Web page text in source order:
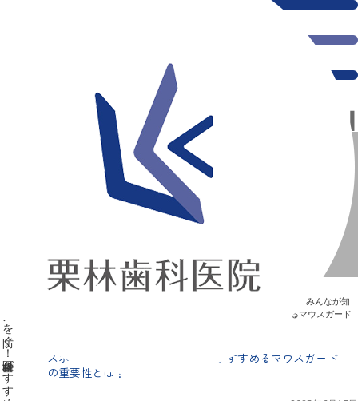
スポーツ時のケガを防ぐ！歯科医がすすめるマウスガード
みんなが知
スポーツ時のケガを防ぐ！歯科医がすすめるマウスガード
スポーツ時のケガを防ぐ！歯科医がすすめるマウスガード
の重要性とは？